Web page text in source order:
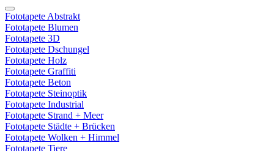
Fototapete Abstrakt
Fototapete Blumen
Fototapete 3D
Fototapete Dschungel
Fototapete Holz
Fototapete Graffiti
Fototapete Beton
Fototapete Steinoptik
Fototapete Industrial
Fototapete Strand + Meer
Fototapete Städte + Brücken
Fototapete Wolken + Himmel
Fototapete Tiere